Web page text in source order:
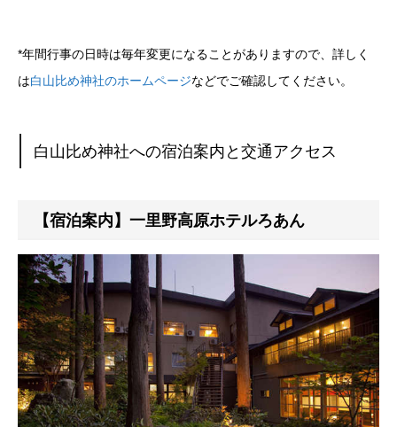
*年間行事の日時は毎年変更になることがありますので、詳しく
は白山比め神社のホームページなどでご確認してください。
白山比め神社への宿泊案内と交通アクセス
【宿泊案内】一里野高原ホテルろあん